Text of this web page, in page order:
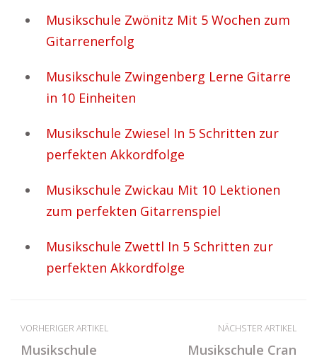
Musikschule Zwönitz Mit 5 Wochen zum
Gitarrenerfolg
Musikschule Zwingenberg Lerne Gitarre
in 10 Einheiten
Musikschule Zwiesel In 5 Schritten zur
perfekten Akkordfolge
Musikschule Zwickau Mit 10 Lektionen
zum perfekten Gitarrenspiel
Musikschule Zwettl In 5 Schritten zur
perfekten Akkordfolge
VORHERIGER ARTIKEL
Musikschule
NÄCHSTER ARTIKEL
Musikschule Cran